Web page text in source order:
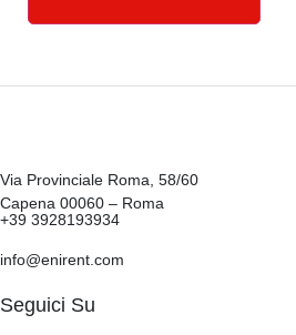
Via Provinciale Roma, 58/60
Capena 00060 – Roma
+39 3928193934
info@enirent.com
Seguici Su